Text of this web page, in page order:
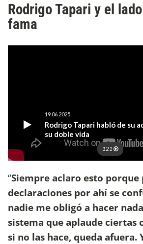
Rodrigo Tapari y el
fama
“Siempre aclaro esto porque
declaraciones por ahí se
nadie me obligó a hacer
sistema que aplaude ciertas
si no las hace, queda afuera.